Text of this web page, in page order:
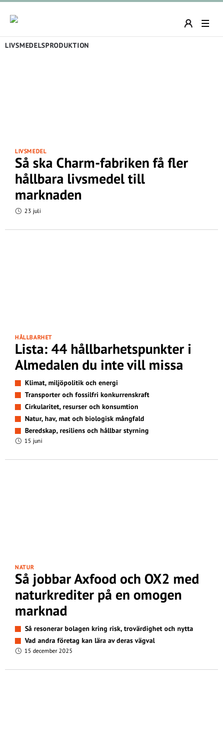
LIVSMEDELSPRODUKTION
LIVSMEDEL
Så ska Charm-fabriken få fler
hållbara livsmedel till
marknaden
23 juli
HÅLLBARHET
Lista: 44 hållbarhetspunkter i
Almedalen du inte vill missa
Klimat, miljöpolitik och energi
Transporter och fossilfri konkurrenskraft
Cirkularitet, resurser och konsumtion
Natur, hav, mat och biologisk mångfald
Beredskap, resiliens och hållbar styrning
15 juni
NATUR
Så jobbar Axfood och OX2 med
naturkrediter på en omogen
marknad
Så resonerar bolagen kring risk, trovärdighet och nytta
Vad andra företag kan lära av deras vägval
15 december 2025